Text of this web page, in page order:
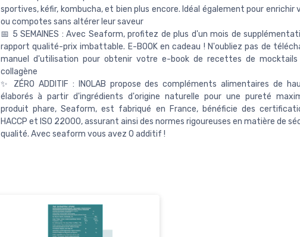
sportives, kéfir, kombucha, et bien plus encore. Idéal également pour enrichir
ou compotes sans altérer leur saveur
📅 5 SEMAINES : Avec Seaform, profitez de plus d'un mois de
rapport qualité-prix imbattable. E-BOOK en cadeau ! N'oubliez pas de
manuel d'utilisation pour obtenir votre e-book de recettes de
collagène
✨ ZÉRO ADDITIF : INOLAB propose des compléments alimentaires de
élaborés à partir d'ingrédients d'origine naturelle pour une pureté
produit phare, Seaform, est fabriqué en France, bénéficie des
HACCP et ISO 22000, assurant ainsi des normes rigoureuses en matière de
qualité. Avec seaform vous avez 0 additif !